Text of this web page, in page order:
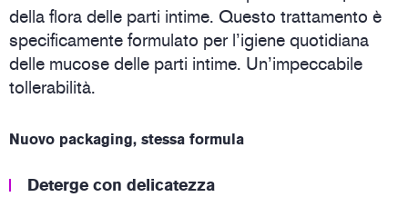
della flora delle parti intime. Questo trattamento è
specificamente formulato per l’igiene quotidiana
delle mucose delle parti intime. Un’impeccabile
tollerabilità.
Nuovo packaging, stessa formula
Deterge con delicatezza